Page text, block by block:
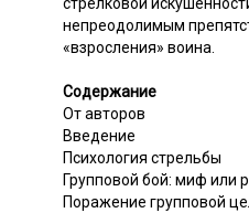
непреодолимым
«взросления» воина.
Содержание
От авторов
Введение
Психология стрельбы
Групповой бой: миф или
Поражение групповой